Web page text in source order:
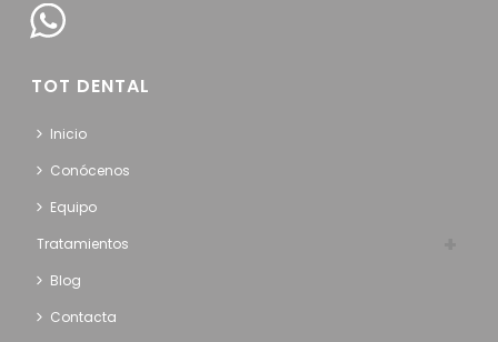
TOT DENTAL
Inicio
Conócenos
Equipo
Tratamientos
Blog
Contacta